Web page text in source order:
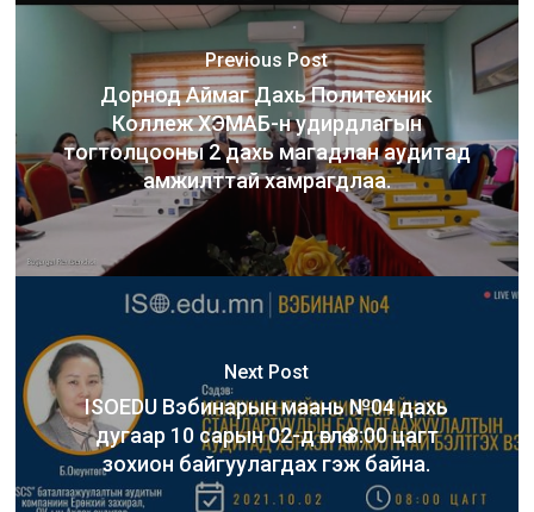
Previous Post
Дорнод Аймаг Дахь Политехник
Коллеж ХЭМАБ-н удирдлагын
тогтолцооны 2 дахь магадлан аудитад
амжилттай хамрагдлаа.
Next Post
ISOEDU Вэбинарын маань №04 дахь
дугаар 10 сарын 02-д өглөө 8:00 цагт
зохион байгуулагдах гэж байна.